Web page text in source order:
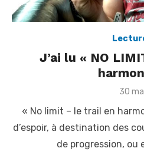
J’ai lu « NO
P
s
e
d
30
« No limit – le trail en
d’espoir, à destination des
de progression, ou